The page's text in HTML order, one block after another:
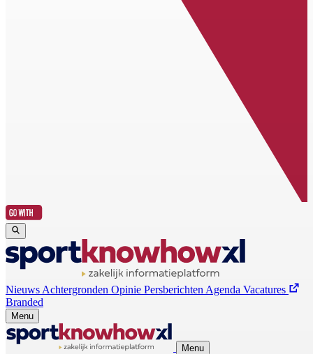
Nieuws Achtergronden Opinie Persberichten Agenda Vacatures
Branded
Menu
Menu